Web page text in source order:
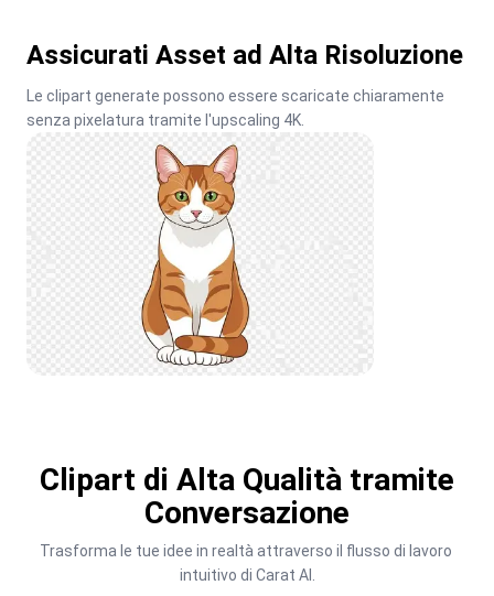
Assicurati Asset ad Alta Risoluzione
Le clipart generate possono essere scaricate chiaramente
senza pixelatura tramite l'upscaling 4K.
Clipart di Alta Qualità tramite
Conversazione
Trasforma le tue idee in realtà attraverso il flusso di lavoro
intuitivo di Carat AI.